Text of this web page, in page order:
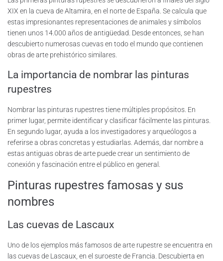
XIX en la cueva de Altamira, en el norte de España. Se calcula que
estas impresionantes representaciones de animales y símbolos
tienen unos 14.000 años de antigüedad. Desde entonces, se han
descubierto numerosas cuevas en todo el mundo que contienen
obras de arte prehistórico similares.
La importancia de nombrar las pinturas
rupestres
Nombrar las pinturas rupestres tiene múltiples propósitos. En
primer lugar, permite identificar y clasificar fácilmente las pinturas.
En segundo lugar, ayuda a los investigadores y arqueólogos a
referirse a obras concretas y estudiarlas. Además, dar nombre a
estas antiguas obras de arte puede crear un sentimiento de
conexión y fascinación entre el público en general.
Pinturas rupestres famosas y sus
nombres
Las cuevas de Lascaux
Uno de los ejemplos más famosos de arte rupestre se encuentra en
las cuevas de Lascaux, en el suroeste de Francia. Descubierta en